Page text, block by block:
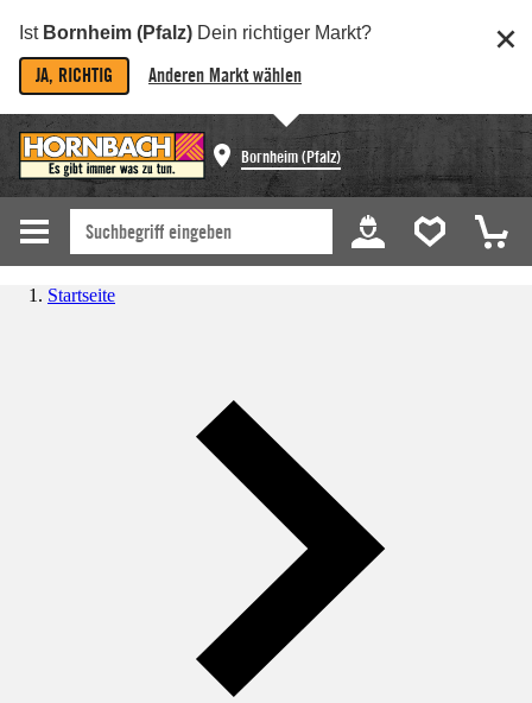
Ist Bornheim (Pfalz) Dein richtiger Markt?
JA, RICHTIG Anderen Markt wählen
Bornheim (Pfalz)
Startseite